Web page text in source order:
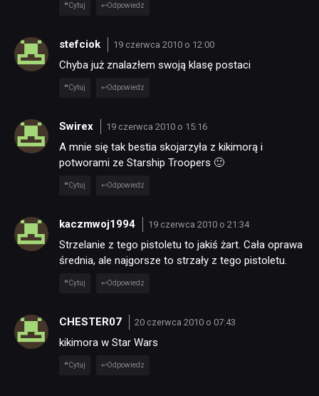
Cytuj Odpowiedz
stefciok 19 czerwca 2010 o 12:00
Chyba już znalazłem swoją klasę postaci
Cytuj Odpowiedz
Swirex 19 czerwca 2010 o 15:16
A mnie się tak bestia skojarzyła z kikimorą i
potworami ze Starship Troopers 🙂
Cytuj Odpowiedz
kaczmwoj1994 19 czerwca 2010 o 21:34
Strzelanie z tego pistoletu to jakiś żart. Cała oprawa
średnia, ale najgorsze to strzały z tego pistoletu.
Cytuj Odpowiedz
CHESTER07 20 czerwca 2010 o 07:43
kikimora w Star Wars
Cytuj Odpowiedz